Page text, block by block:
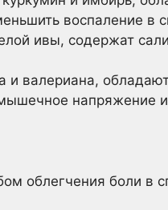
воспаление в
ивы, содержат
и валериана,
напряжение и
облегчения боли в